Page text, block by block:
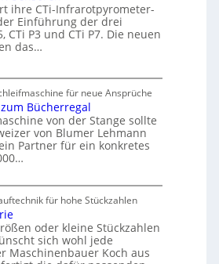
ihre CTi-Infrarotpyrometer-
Einführung der drei
CTi P3 und CTi P7. Die neuen
das…
für neue Ansprüche
Bücherregal
von der Stange sollte
von Blumer Lehmann
Partner für ein konkretes
für hohe Stückzahlen
oder kleine Stückzahlen
sich wohl jede
Maschinenbauer Koch aus